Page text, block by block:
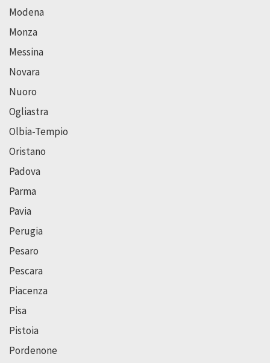
Modena
Monza
Messina
Novara
Nuoro
Ogliastra
Olbia-Tempio
Oristano
Padova
Parma
Pavia
Perugia
Pesaro
Pescara
Piacenza
Pisa
Pistoia
Pordenone